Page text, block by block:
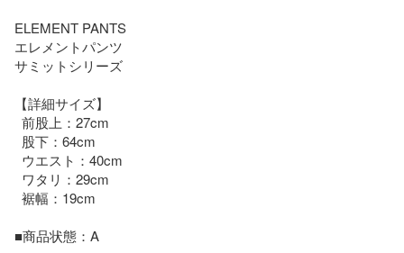
ELEMENT PANTS
エレメントパンツ
サミットシリーズ
【詳細サイズ】
■商品状態：A